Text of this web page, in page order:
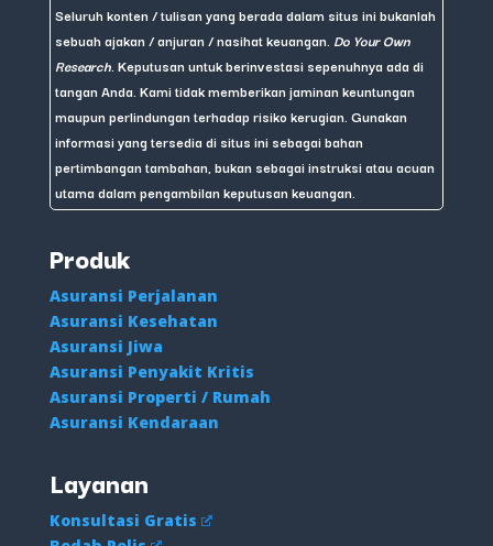
Seluruh konten / tulisan yang berada dalam situs ini bukanlah
sebuah ajakan / anjuran / nasihat keuangan. Do Your Own
Research . Keputusan untuk berinvestasi sepenuhnya ada di
tangan Anda. Kami tidak memberikan jaminan keuntungan
maupun perlindungan terhadap risiko kerugian. Gunakan
informasi yang tersedia di situs ini sebagai bahan
pertimbangan tambahan, bukan sebagai instruksi atau acuan
utama dalam pengambilan keputusan keuangan.
Produk
Asuransi Perjalanan
Asuransi Kesehatan
Asuransi Jiwa
Asuransi Penyakit Kritis
Asuransi Properti / Rumah
Asuransi Kendaraan
Layanan
Konsultasi Gratis